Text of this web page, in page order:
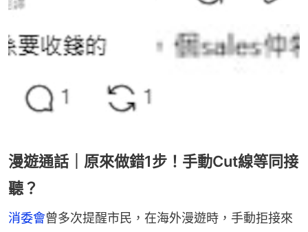
漫遊通話｜原來做錯1步！手動Cut線等同接
聽？
消委會曾多次提醒市民，在海外漫遊時，手動拒接來